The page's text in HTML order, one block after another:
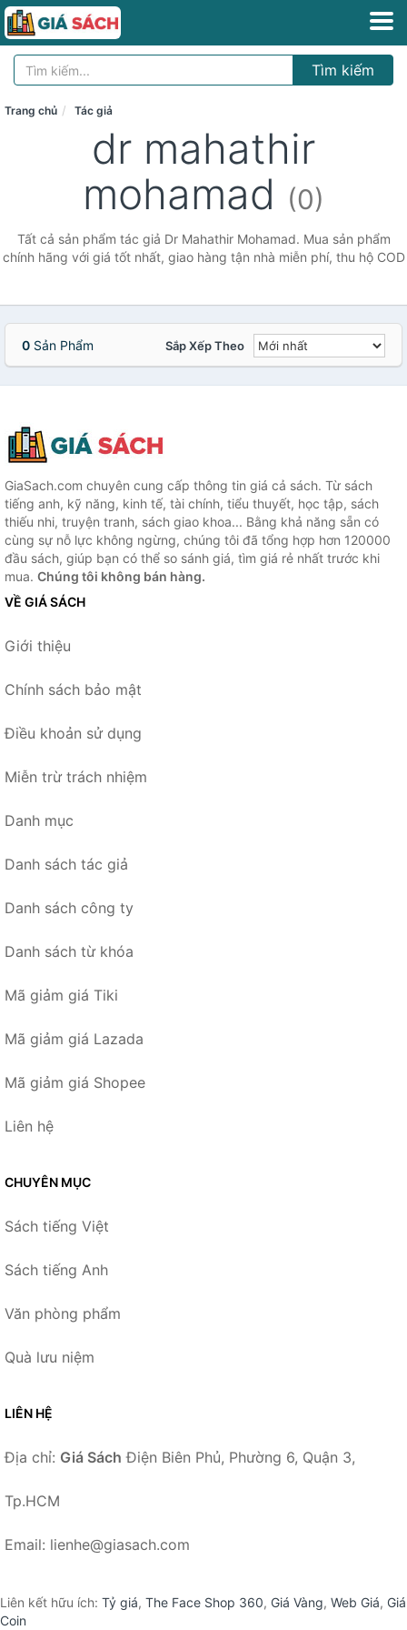
Tìm kiếm
Trang chủ Tác giả
dr mahathir
mohamad (0)
Tất cả sản phẩm tác giả Dr Mahathir Mohamad. Mua sản phẩm
chính hãng với giá tốt nhất, giao hàng tận nhà miễn phí, thu hộ COD
0 Sản Phẩm Sắp Xếp Theo
GiaSach.com chuyên cung cấp thông tin giá cả sách. Từ sách
tiếng anh, kỹ năng, kinh tế, tài chính, tiểu thuyết, học tập, sách
thiếu nhi, truyện tranh, sách giao khoa... Bằng khả năng sẵn có
cùng sự nỗ lực không ngừng, chúng tôi đã tổng hợp hơn 120000
đầu sách, giúp bạn có thể so sánh giá, tìm giá rẻ nhất trước khi
mua. Chúng tôi không bán hàng.
VỀ GIÁ SÁCH
Giới thiệu
Chính sách bảo mật
Điều khoản sử dụng
Miễn trừ trách nhiệm
Danh mục
Danh sách tác giả
Danh sách công ty
Danh sách từ khóa
Mã giảm giá Tiki
Mã giảm giá Lazada
Mã giảm giá Shopee
Liên hệ
CHUYÊN MỤC
Sách tiếng Việt
Sách tiếng Anh
Văn phòng phẩm
Quà lưu niệm
LIÊN HỆ
Địa chỉ: Giá Sách Điện Biên Phủ, Phường 6, Quận 3,
Tp.HCM
Email: lienhe@giasach.com
Liên kết hữu ích: Tỷ giá, The Face Shop 360, Giá Vàng, Web Giá, Giá
Coin